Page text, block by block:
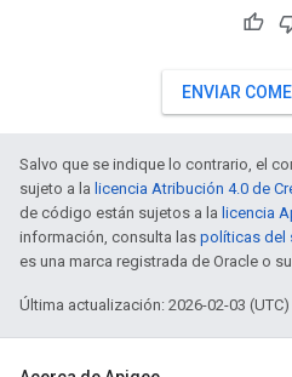
ENVIAR
Salvo que se indique lo contrario, el
sujeto a la licencia Atribución 4.0 de
de código están sujetos a la licencia
información, consulta las políticas del
es una marca registrada de Oracle o
Última actualización: 2026-02-03 (UTC)